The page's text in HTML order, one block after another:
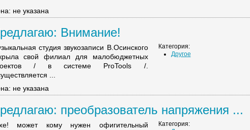
не указана
Внимание!
студия звукозаписи В.Осинского
свой филиал для малобюджетных
/ в системе ProTools /.
...
Категория:
Другое
не указана
преобразователь напряжения ...
может кому нужен офигительный
Категория: